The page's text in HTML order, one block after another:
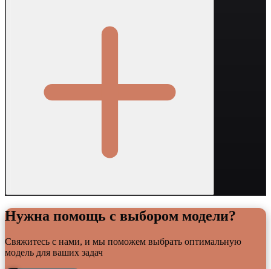
Нужна помощь с выбором модели?
Свяжитесь с нами, и мы поможем выбрать оптимальную
модель для ваших задач